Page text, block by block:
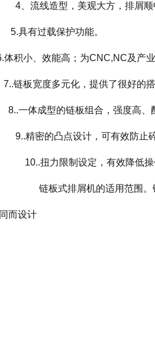
型，美观大
过载保
能高；为CNC,NC
元化，提供了很好
链板组合，强度高、
设计，可有效防止碎
设定，有效降低
适用范围。链板式排
切屑机械